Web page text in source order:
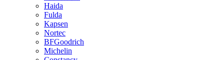
Haida
Fulda
Kapsen
Nortec
BFGoodrich
Michelin